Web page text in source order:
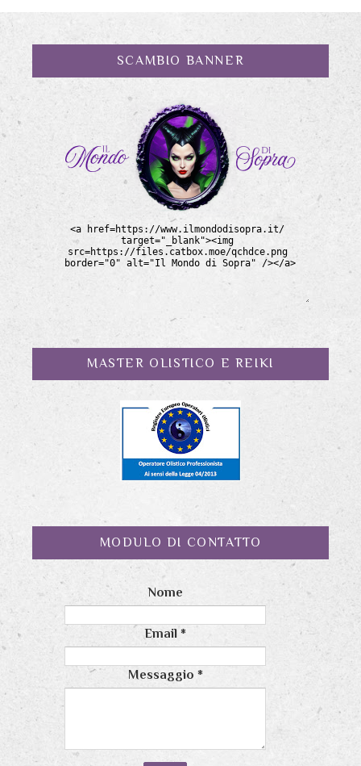
SCAMBIO BANNER
MASTER OLISTICO E REIKI
MODULO DI CONTATTO
Nome
Email*
Messaggio *